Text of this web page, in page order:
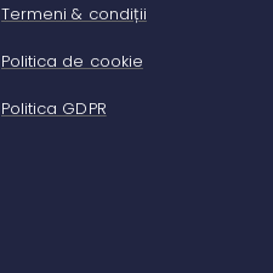
Termeni & condiții
Politica de cookie
Politica GDPR